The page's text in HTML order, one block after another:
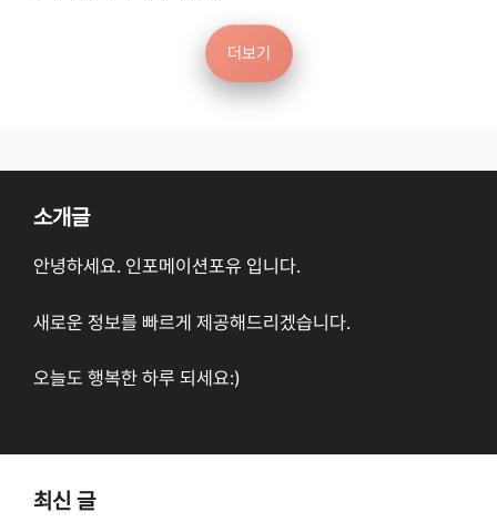
더보기
소개글
안녕하세요. 인포메이션포유 입니다.
새로운 정보를 빠르게 제공해드리겠습니다.
오늘도 행복한 하루 되세요:)
최신 글